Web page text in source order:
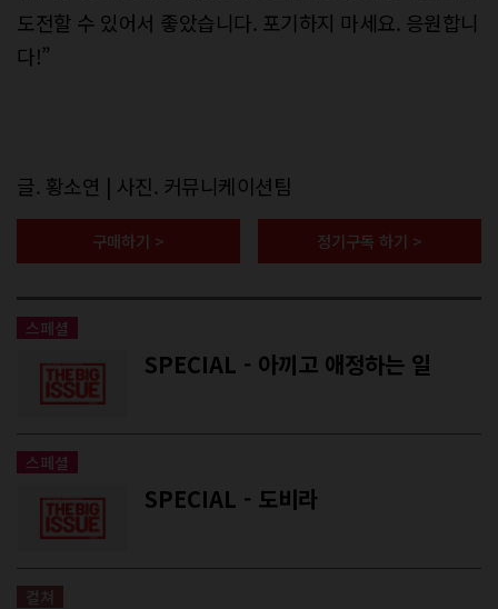
도전할 수 있어서 좋았습니다. 포기하지 마세요. 응원합니
다!”
글. 황소연 | 사진. 커뮤니케이션팀
구매하기 > 정기구독 하기 >
스페셜
SPECIAL - 아끼고 애정하는 일
스페셜
SPECIAL - 도비라
컬쳐